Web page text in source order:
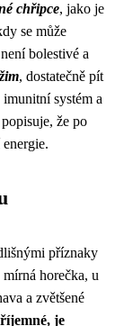
chřipce, jako je
se může
bolestivé a
, dostatečně pít
systém a
že po
příznaky
horečka, u
a zvětšené
je